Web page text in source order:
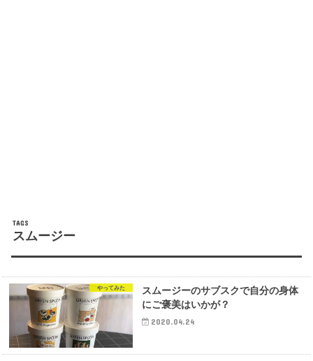
スムージー
やってみた
スムージーのサブスクで自分の身体
にご褒美はいかが？
2020.04.24